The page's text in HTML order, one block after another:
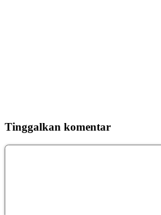
Tinggalkan komentar
Komentar